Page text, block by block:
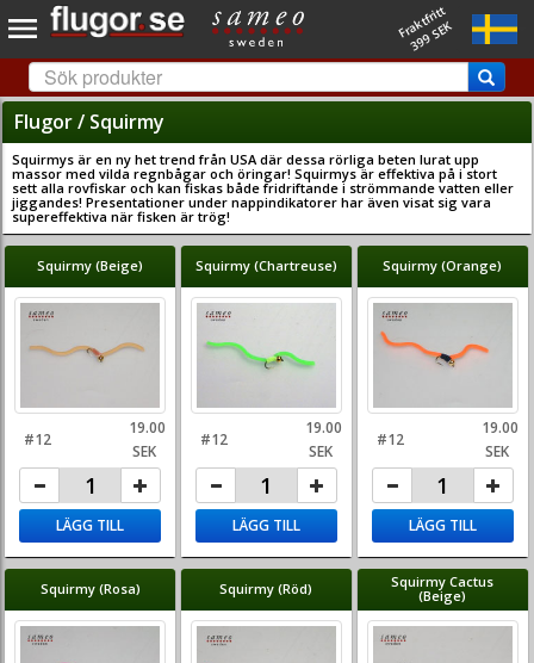
Fraktfritt
399 SEK
Flugor / Squirmy
Squirmys är en ny het trend från USA där dessa rörliga beten lurat upp
massor med vilda regnbågar och öringar! Squirmys är effektiva på i stort
sett alla rovfiskar och kan fiskas både fridriftande i strömmande vatten eller
jiggandes! Presentationer under nappindikatorer har även visat sig vara
supereffektiva när fisken är trög!
Squirmy (Beige)
#12
19.00
SEK
LÄGG TILL
Squirmy (Chartreuse)
#12
19.00
SEK
LÄGG TILL
Squirmy (Orange)
#12
19.00
SEK
LÄGG TILL
Squirmy (Rosa) Squirmy (Röd)
Squirmy Cactus
(Beige)